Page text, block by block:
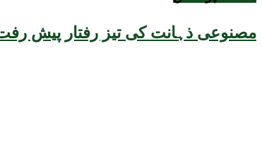
مصنوعی ذہانت کی تیز رفتار پیش رفت 2028 تک عالمی معیشت کیلئے سنگین خطرہ بن سکتی ہے، نئی تحقیق کا